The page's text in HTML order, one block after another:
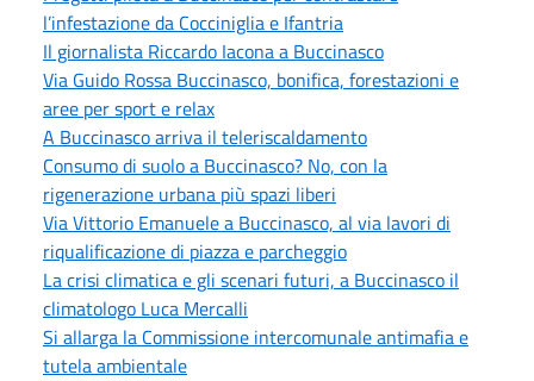
l’infestazione da Cocciniglia e Ifantria
Il giornalista Riccardo Iacona a Buccinasco
Via Guido Rossa Buccinasco, bonifica, forestazioni e
aree per sport e relax
A Buccinasco arriva il teleriscaldamento
Consumo di suolo a Buccinasco? No, con la
rigenerazione urbana più spazi liberi
Via Vittorio Emanuele a Buccinasco, al via lavori di
riqualificazione di piazza e parcheggio
La crisi climatica e gli scenari futuri, a Buccinasco il
climatologo Luca Mercalli
Si allarga la Commissione intercomunale antimafia e
tutela ambientale